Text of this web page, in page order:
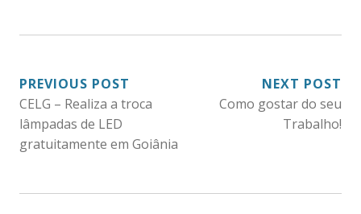
NAVEGAÇÃO
DE
POST
PREVIOUS POST
CELG – Realiza a troca
lâmpadas de LED
gratuitamente em Goiânia
NEXT POST
Como gostar do seu
Trabalho!